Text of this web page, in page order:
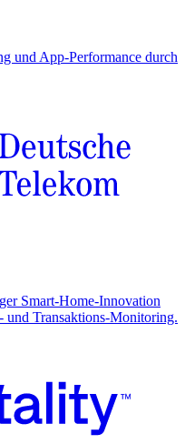
und App-Performance durch
Smart-Home-Innovation
Transaktions-Monitoring.